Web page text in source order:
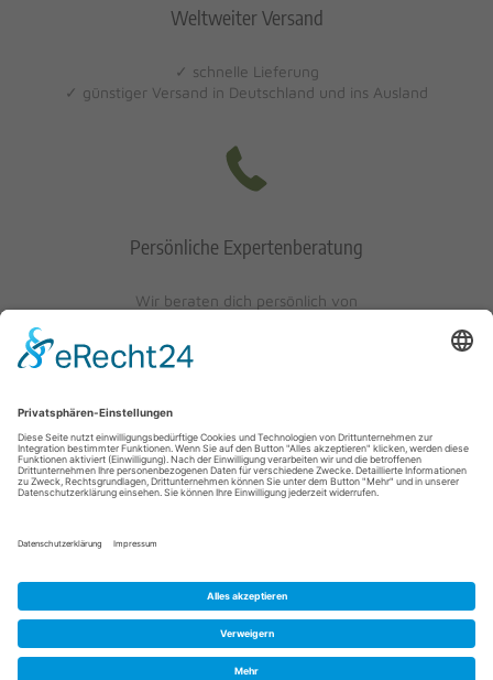
Weltweiter Versand
✓ schnelle Lieferung
✓ günstiger Versand in Deutschland und ins Ausland
Persönliche Expertenberatung
Wir beraten dich persönlich von
0621/405401-10
© 2023 Schuh-Keller KG | Wredestraße 10 | D-67059